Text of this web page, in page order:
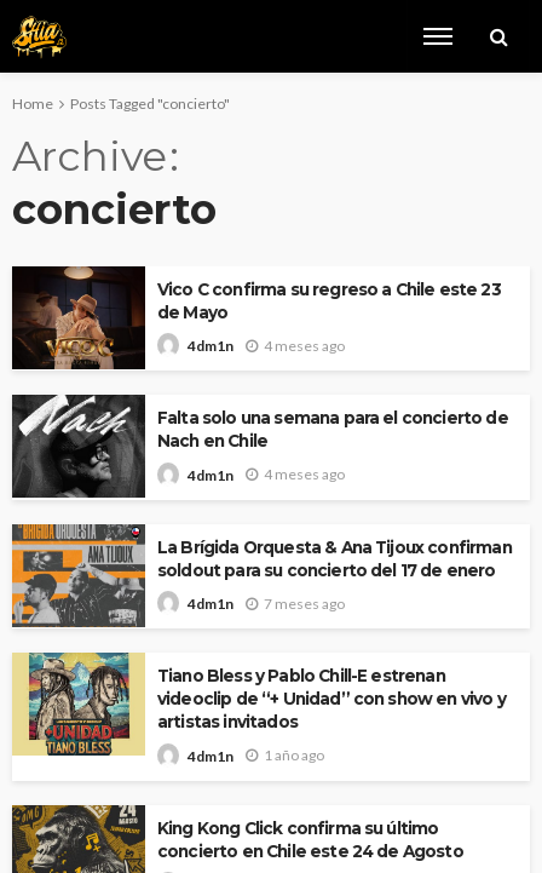
Home Posts Tagged "concierto"
Archive
concierto
Vico C confirma su regreso a Chile este 23
de Mayo
4dm1n 4 meses ago
Falta solo una semana para el concierto de
Nach en Chile
4dm1n 4 meses ago
La Brígida Orquesta & Ana Tijoux confirman
soldout para su concierto del 17 de enero
4dm1n 7 meses ago
Tiano Bless y Pablo Chill-E estrenan
videoclip de “+ Unidad” con show en vivo y
artistas invitados
4dm1n 1 año ago
King Kong Click confirma su último
concierto en Chile este 24 de Agosto